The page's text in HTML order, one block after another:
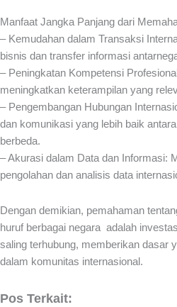
Manfaat Jangka Panjang dari
– Kemudahan dalam Transaksi
bisnis dan transfer informasi
– Peningkatan Kompetensi
meningkatkan keterampilan yang
– Pengembangan Hubungan
dan komunikasi yang lebih baik
berbeda.
– Akurasi dalam Data dan Informasi:
pengolahan dan analisis data
Dengan demikian, pemahaman
huruf berbagai negara adalah
saling terhubung, memberikan dasar
dalam komunitas internasional.
Pos Terkait: